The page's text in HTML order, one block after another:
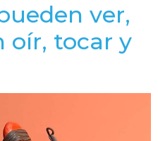
ver,
oír, tocar y